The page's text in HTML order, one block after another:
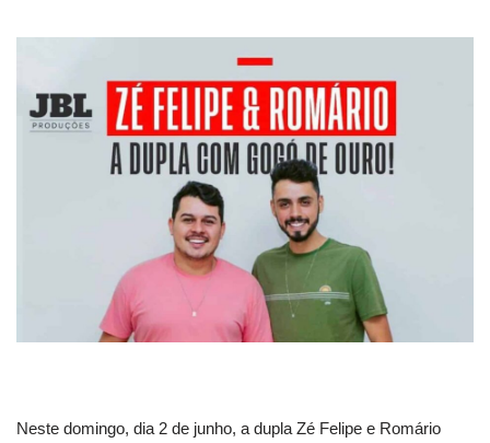
Neste domingo, dia 2 de junho, a dupla Zé Felipe e Romário